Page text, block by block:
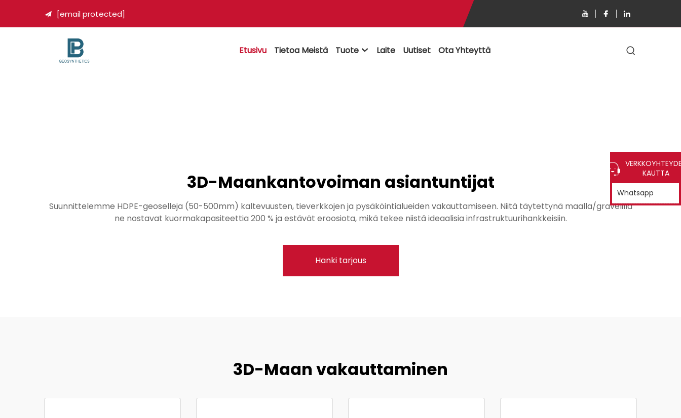
 [email protected]
Etusivu Tietoa Meistä Tuote  Laite Uutiset Ota Yhteyttä
3D-Maankantovoiman asiantuntijat
Suunnittelemme HDPE-geoselleja (50-500mm) kaltevuusten, tieverkkojen ja pysäköintialueiden vakauttamiseen. Niitä täytettynä maalla/gravelilla
ne nostavat kuormakapasiteettia 200 % ja estävät eroosiota, mikä tekee niistä ideaalisia infrastruktuurihankkeisiin.
Hanki tarjous
3D-Maan vakauttaminen
KAUTTA
Whatsapp